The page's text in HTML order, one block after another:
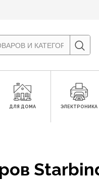
ДЛЯ ДОМА ЭЛЕКТРОНИКА